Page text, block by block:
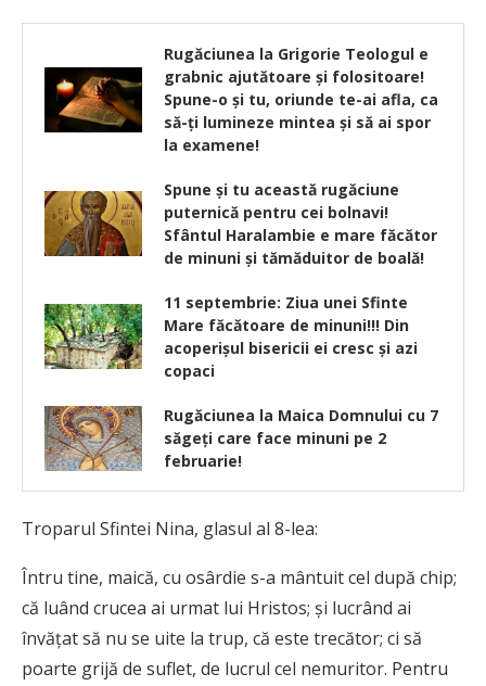
Rugăciunea la Grigorie Teologul e
grabnic ajutătoare și folositoare!
Spune-o și tu, oriunde te-ai afla, ca
să-ți lumineze mintea și să ai spor
la examene!
Spune și tu această rugăciune
puternică pentru cei bolnavi!
Sfântul Haralambie e mare făcător
de minuni și tămăduitor de boală!
11 septembrie: Ziua unei Sfinte
Mare făcătoare de minuni!!! Din
acoperişul bisericii ei cresc şi azi
copaci
Rugăciunea la Maica Domnului cu 7
săgeți care face minuni pe 2
februarie!
Troparul Sfintei Nina, glasul al 8-lea:
Întru tine, maică, cu osârdie s-a mântuit cel după chip;
că luând crucea ai urmat lui Hristos; și lucrând ai
învățat să nu se uite la trup, că este trecător; ci să
poarte grijă de suflet, de lucrul cel nemuritor. Pentru